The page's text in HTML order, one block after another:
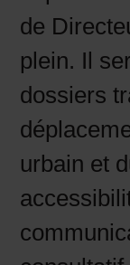
de
plein. Il
dossiers
urbain et